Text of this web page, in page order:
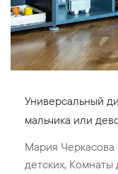
Универсальный
мальчика или
Мария Черкасова
детских, Комнаты